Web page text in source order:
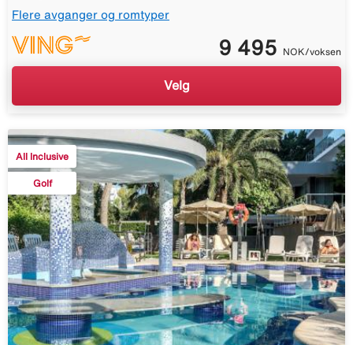
Flere avganger og romtyper
9 495 NOK/voksen
Velg
All Inclusive
Golf